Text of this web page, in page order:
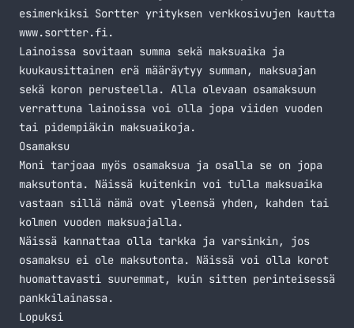
esimerkiksi Sortter yrityksen verkkosivujen kautta
www.sortter.fi.
Lainoissa sovitaan summa sekä maksuaika ja
kuukausittainen erä määräytyy summan, maksuajan
sekä koron perusteella. Alla olevaan osamaksuun
verrattuna lainoissa voi olla jopa viiden vuoden
tai pidempiäkin maksuaikoja.
Osamaksu
Moni tarjoaa myös osamaksua ja osalla se on jopa
maksutonta. Näissä kuitenkin voi tulla maksuaika
vastaan sillä nämä ovat yleensä yhden, kahden tai
kolmen vuoden maksuajalla.
Näissä kannattaa olla tarkka ja varsinkin, jos
osamaksu ei ole maksutonta. Näissä voi olla korot
huomattavasti suuremmat, kuin sitten perinteisessä
pankkilainassa.
Lopuksi